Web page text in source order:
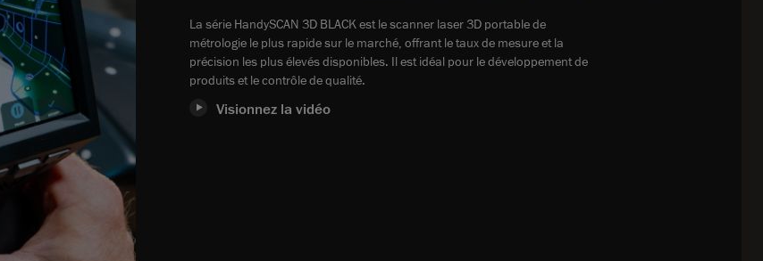
La série HandySCAN 3D BLACK est le scanner laser 3D portable de
métrologie le plus rapide sur le marché, offrant le taux de mesure et la
précision les plus élevés disponibles. Il est idéal pour le développement de
produits et le contrôle de qualité.
Visionnez la vidéo